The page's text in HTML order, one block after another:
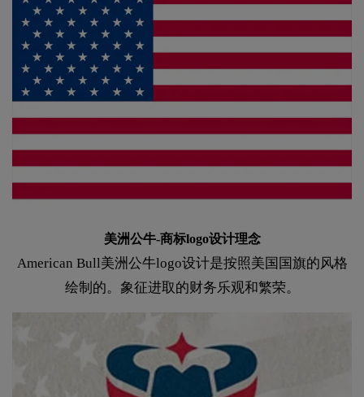
美洲公牛-商标logo设计理念
American Bull美洲公牛logo设计是按照美国国旗的风格
绘制的。象征进取的财务乐观和繁荣。